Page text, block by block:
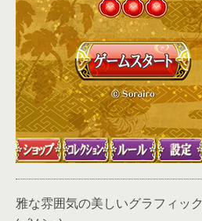
雅な雰囲気の美しいグラフィッ